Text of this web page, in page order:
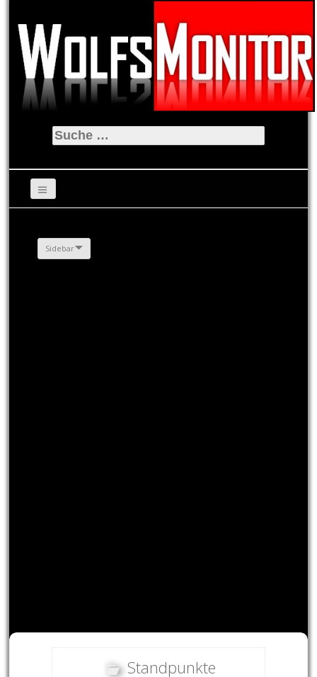
Suche
nach:
Sidebar
Standpunkte